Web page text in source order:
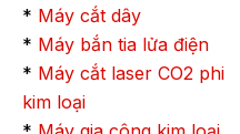
* Máy cắt dây
* Máy bắn tia lửa điện
* Máy cắt laser CO2 phi
kim loại